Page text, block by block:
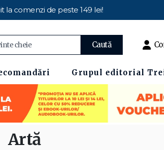
la comenzi de peste 149 lei!
Caută
Grupul editorial
Artă